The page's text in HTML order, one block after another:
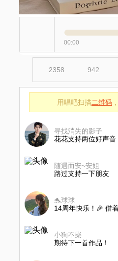
00:00
2358 942
用唱吧扫描二维码
寻找消失的影子
花花支持两位好声音
随遇而安~安姐
路过支持一下朋友
🐬球球
14周年快乐！🎉 借
小狗不柴
期待下一首作品！